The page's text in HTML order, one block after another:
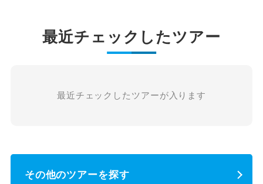
最近チェックしたツアー
最近チェックしたツアーが入ります
その他のツアーを探す